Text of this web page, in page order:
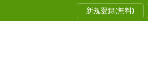
新規登録(無料)